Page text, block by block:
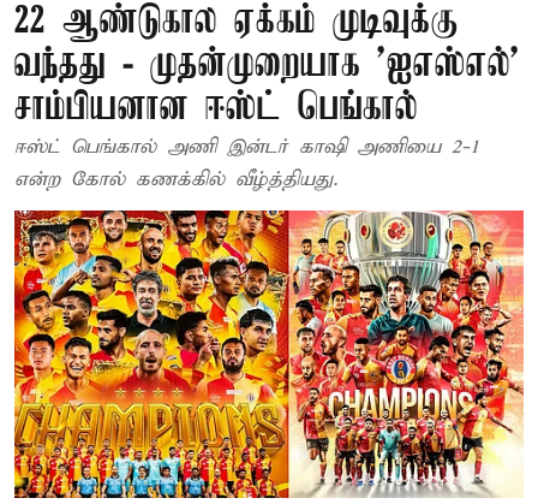
22 ஆண்டுகால ஏக்கம் முடிவுக்கு
வந்தது - முதன்முறையாக ’ஐஎஸ்எல்’
சாம்பியனான ஈஸ்ட் பெங்கால்
ஈஸ்ட் பெங்கால் அணி இன்டர் காஷி அணியை 2-1
என்ற கோல் கணக்கில் வீழ்த்தியது.